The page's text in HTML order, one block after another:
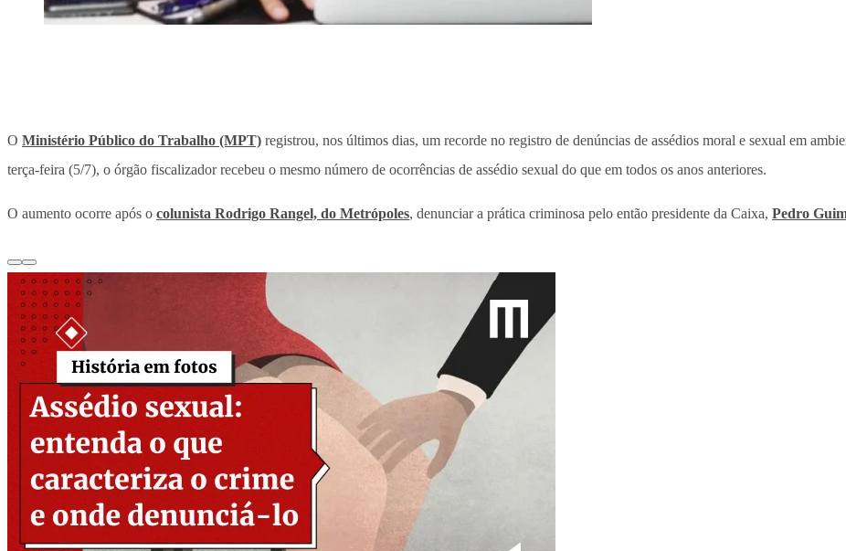
O Ministério Público do Trabalho (MPT) registrou, nos últimos dias, um recorde no registro de denúncias de assédios moral e sexual em
terça-feira (5/7), o órgão fiscalizador recebeu o mesmo número de ocorrências de assédio sexual do que em todos os anos anteriores.
O aumento ocorre após o colunista Rodrigo Rangel, do Metrópoles, denunciar a prática criminosa pelo então presidente da Caixa, Pedro